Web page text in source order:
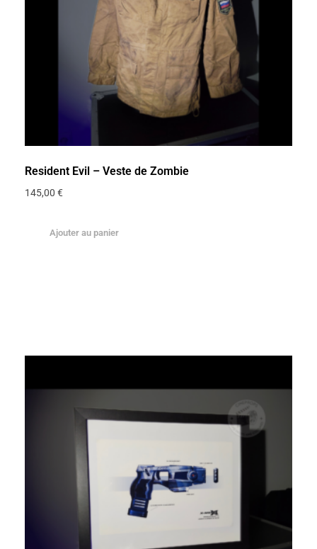
Resident Evil – Veste de Zombie
145,00 €
Ajouter au panier